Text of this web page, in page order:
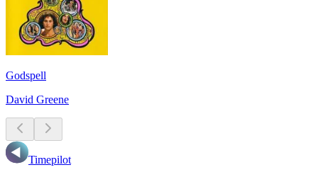
Godspell
David Greene
Timepilot